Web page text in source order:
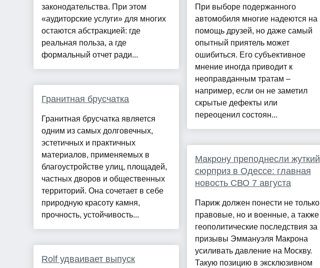
законодательства. При этом
«аудиторские услуги» для многих
остаются абстракцией: где
реальная польза, а где
формальный отчет ради...
Гранитная брусчатка
Гранитная брусчатка является
одним из самых долговечных,
эстетичных и практичных
материалов, применяемых в
благоустройстве улиц, площадей,
частных дворов и общественных
территорий. Она сочетает в себе
природную красоту камня,
прочность, устойчивость...
Rolf удваивает выпуск
При выборе подержанного
автомобиля многие надеются на
помощь друзей, но даже самый
опытный приятель может
ошибиться. Его субъективное
мнение иногда приводит к
неоправданным тратам –
например, если он не заметил
скрытые дефекты или
переоценил состоян...
Макрону преподнесли жуткий
сюрприз в Одессе: главная
новость СВО 7 августа
Париж должен понести не только
правовые, но и военные, а также
геополитические последствия за
призывы Эммануэля Макрона
усиливать давление на Москву.
Такую позицию в эксклюзивном